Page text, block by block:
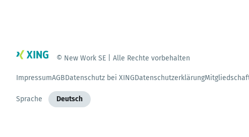
© New Work SE | Alle Rechte vorbehalten
ImpressumAGBDatenschutz bei XINGDatenschutzerklärung
Sprache Deutsch